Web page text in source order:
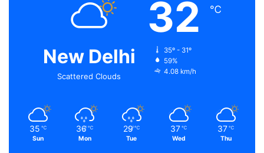
New Delhi
Scattered Clouds
32 ℃
35º - 31º
59%
4.08 km/h
35 ℃
Sun
36 ℃
Mon
29 ℃
Tue
37 ℃
Wed
37 ℃
Thu